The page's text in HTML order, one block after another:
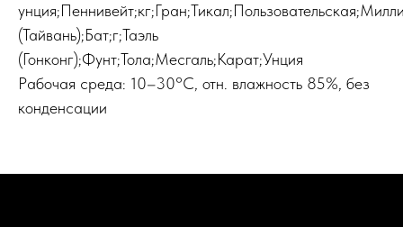
(Тайвань);Бат;г;Таэль
(Гонконг);Фунт;Тола;Месгаль;Карат;Унция
Pабочая среда: 10–30°C, отн. влажность 85%, без
конденсации